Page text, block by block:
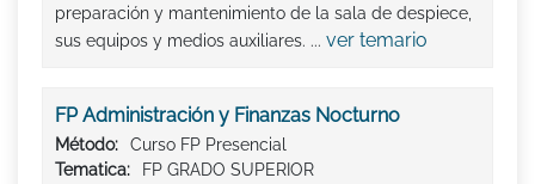
preparación y mantenimiento de la sala de despiece,
sus equipos y medios auxiliares. ... ver temario
FP Administración y Finanzas Nocturno
Método:
Curso FP Presencial
Tematica:
FP GRADO SUPERIOR